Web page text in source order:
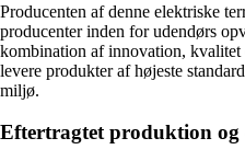
Producenten af ​​denne elektriske
producenter inden for udendørs
kombination af innovation,
levere produkter af højeste
miljø.
Eftertragtet produktion og